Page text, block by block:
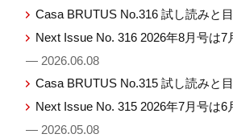
Casa BRUTUS No.316 試し読みと
Next Issue No. 316 2026年8月号は7
— 2026.06.08
Casa BRUTUS No.315 試し読みと
Next Issue No. 315 2026年7月号は6
— 2026.05.08